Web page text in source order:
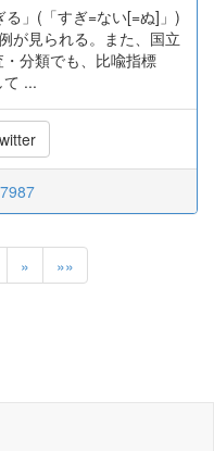
る」(「すぎ=ない[=ぬ]」)
が見られる。また、国立
分類でも、比喩指標
て ...
» »»